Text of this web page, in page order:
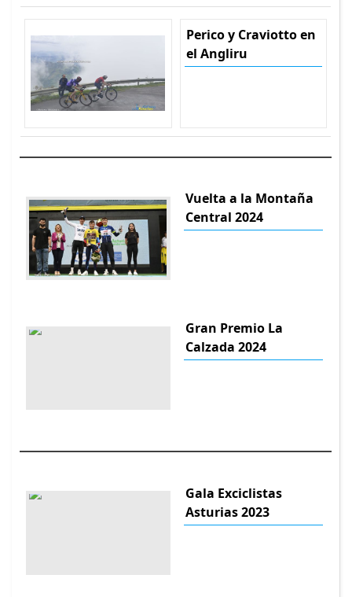
Perico y Craviotto en
el Angliru
Vuelta a la Montaña
Central 2024
Gran Premio La
Calzada 2024
Gala Exciclistas
Asturias 2023